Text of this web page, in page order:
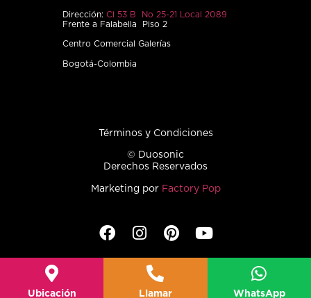
Dirección: Cl 53 B No 25-21 Local 2089
Frente a Falabella Piso 2
Centro Comercial Galerías
Bogotá-Colombia
Términos y Condiciones
© Duosonic
Derechos Reservados
Marketing por Factory Pop
Ubicación Llamar WhatsApp